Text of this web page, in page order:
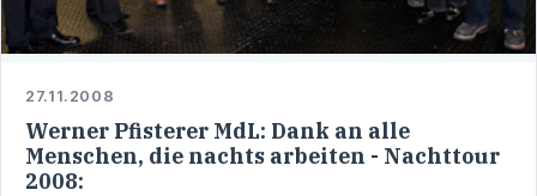
27.11.2008
Werner Pfisterer MdL: Dank an alle
Menschen, die nachts arbeiten - Nachttour
2008: